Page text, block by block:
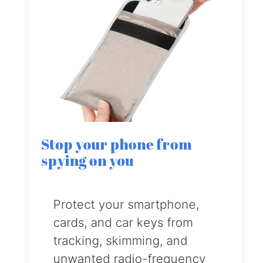
Stop your phone from
spying on you
Protect your smartphone,
cards, and car keys from
tracking, skimming, and
unwanted radio-frequency